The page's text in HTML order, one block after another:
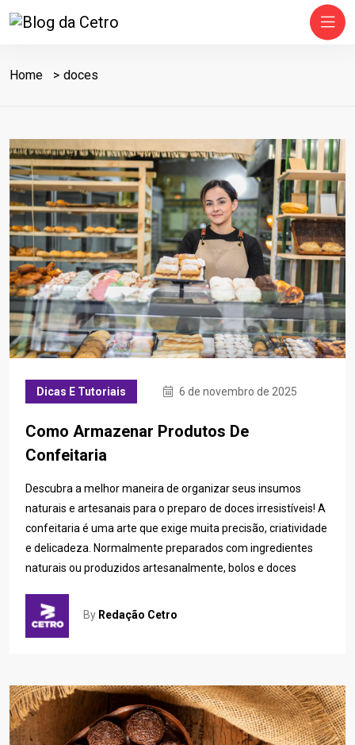
Home doces
Dicas E Tutoriais 6 de novembro de 2025
Como Armazenar Produtos De
Confeitaria
Descubra a melhor maneira de organizar seus insumos
naturais e artesanais para o preparo de doces irresistíveis! A
confeitaria é uma arte que exige muita precisão, criatividade
e delicadeza. Normalmente preparados com ingredientes
naturais ou produzidos artesanalmente, bolos e doces
By Redação Cetro